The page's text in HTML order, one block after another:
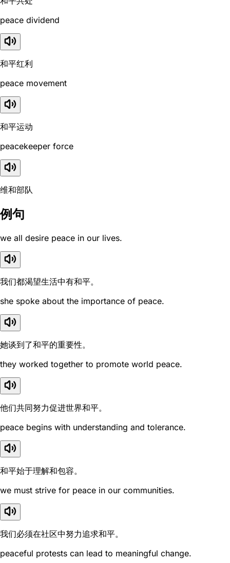
peace dividend
和平红利
peace movement
和平运动
peacekeeper force
维和部队
例句
we all desire peace in our lives.
我们都渴望生活中有和平。
she spoke about the importance of peace.
她谈到了和平的重要性。
they worked together to promote world peace.
他们共同努力促进世界和平。
peace begins with understanding and tolerance.
和平始于理解和包容。
we must strive for peace in our communities.
我们必须在社区中努力追求和平。
peaceful protests can lead to meaningful change.